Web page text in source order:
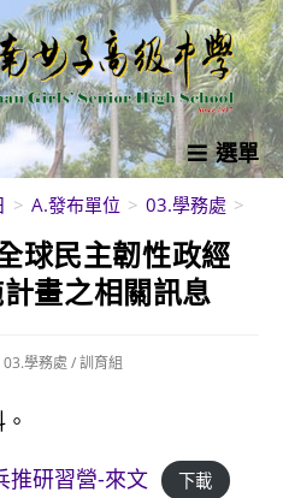
選單
> A.發布單位 > 03.學務處 >
球民主韌性政經
畫之相關訊息
03.學務處 /訓育組
推研習營-來文
下載